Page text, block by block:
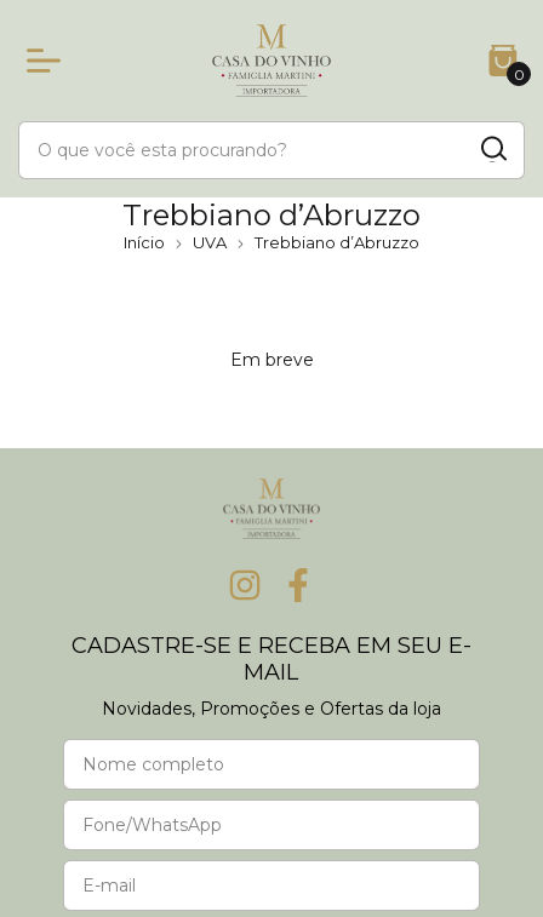
0
Trebbiano d’Abruzzo
Início UVA Trebbiano d’Abruzzo
Em breve
CADASTRE-SE E RECEBA EM SEU E-
MAIL
Novidades, Promoções e Ofertas da loja